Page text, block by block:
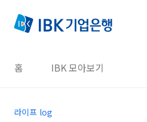
홈 IBK 모아보기
라이프 log